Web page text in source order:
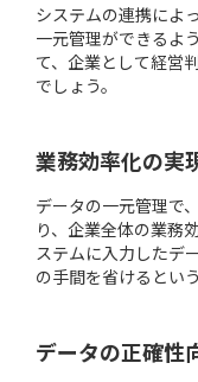
システムの連携によ
一元管理ができるよ
て、企業として経営
でしょう。
業務効率化の実
データの一元管理で
り、企業全体の業務
ステムに入力したデ
の手間を省けるとい
データの正確性